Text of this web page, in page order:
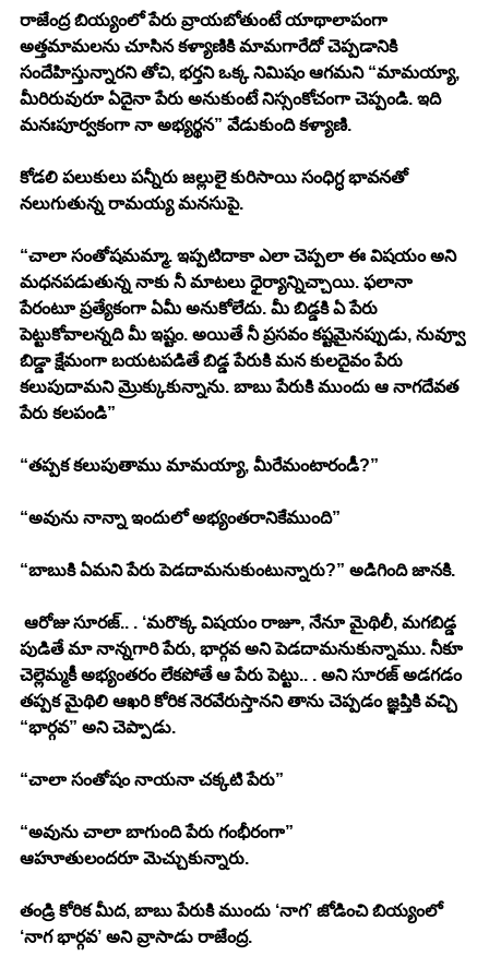
రాజేంద్ర బియ్యంలో పేరు వ్రాయబోతుంటే యాథాలాపంగా
అత్తమామలను చూసిన కళ్యాణికి మామగారేదో చెప్పడానికి
సందేహిస్తున్నారని తోచి, భర్తని ఒక్క నిమిషం ఆగమని “మామయ్యా,
మీరిరువురూ ఏదైనా పేరు అనుకుంటే నిస్సంకోచంగా చెప్పండి. ఇది
మనఃపూర్వకంగా నా అభ్యర్థన” వేడుకుంది కళ్యాణి.
కోడలి పలుకులు పన్నీరు జల్లులై కురిసాయి సంధిగ్ధ భావనతో
నలుగుతున్న రామయ్య మనసుపై.
“చాలా సంతోషమమ్మా. ఇప్పటిదాకా ఎలా చెప్పలా ఈ విషయం అని
మధనపడుతున్న నాకు నీ మాటలు ధైర్యాన్నిచ్చాయి. ఫలానా
పేరంటూ ప్రత్యేకంగా ఏమీ అనుకోలేదు. మీ బిడ్డకి ఏ పేరు
పెట్టుకోవాలన్నది మీ ఇష్టం. అయితే నీ ప్రసవం కష్టమైనప్పుడు, నువ్వూ
బిడ్డా క్షేమంగా బయటపడితే బిడ్డ పేరుకి మన కులదైవం పేరు
కలుపుదామని మ్రొక్కుకున్నాను. బాబు పేరుకి ముందు ఆ నాగదేవత
పేరు కలపండి”
“తప్పక కలుపుతాము మామయ్యా, మీరేమంటారండీ?”
“అవును నాన్నా ఇందులో అభ్యంతరానికేముంది”
“బాబుకి ఏమని పేరు పెడదామనుకుంటున్నారు?” అడిగింది జానకి.
పుడితే మా నాన్నగారి పేరు, భార్గవ అని పెడదామనుకున్నాము. నీకూ
చెల్లెమ్మకీ అభ్యంతరం లేకపోతే ఆ పేరు పెట్టు.. . అని సూరజ్ అడగడం
తప్పక మైథిలి ఆఖరి కోరిక నెరవేరుస్తానని తాను చెప్పడం జ్ఞప్తికి వచ్చి
“భార్గవ” అని చెప్పాడు.
“చాలా సంతోషం నాయనా చక్కటి పేరు”
“అవును చాలా బాగుంది పేరు గంభీరంగా”
ఆహూతులందరూ మెచ్చుకున్నారు.
తండ్రి కోరిక మీద, బాబు పేరుకి ముందు ‘నాగ’ జోడించి బియ్యంలో
‘నాగ భార్గవ’ అని వ్రాసాడు రాజేంద్ర.